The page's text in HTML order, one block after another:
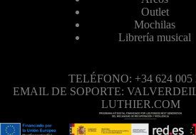
Outlet
Mochilas
Librería musical
TELÉFONO: +34 624 005
EMAIL DE SOPORTE:
LUTHIER.COM